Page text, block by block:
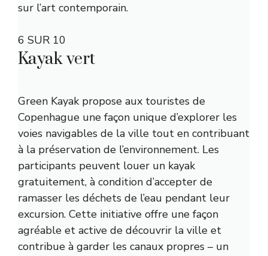
sur l’art contemporain.
6 SUR 10
Kayak vert
Green Kayak propose aux touristes de
Copenhague une façon unique d’explorer les
voies navigables de la ville tout en contribuant
à la préservation de l’environnement. Les
participants peuvent louer un kayak
gratuitement, à condition d’accepter de
ramasser les déchets de l’eau pendant leur
excursion. Cette initiative offre une façon
agréable et active de découvrir la ville et
contribue à garder les canaux propres – un